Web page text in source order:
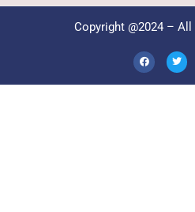
Copyright @2024 – All